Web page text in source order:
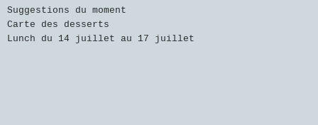
Suggestions du moment
Carte des desserts
Lunch du 14 juillet au 17 juillet